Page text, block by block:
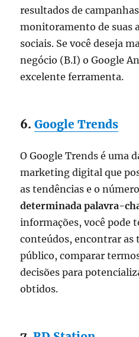
resultados de
monitoramento de suas
sociais. Se você deseja
negócio (B.I) o Google
excelente ferramenta.
6.Google Trends
O Google Trends é uma
marketing digital que
as tendências e o
determinada palavra-
informações, você pode
conteúdos, encontrar as
público, comparar
decisões para
obtidos.